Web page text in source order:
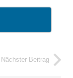
Nächster Beitrag